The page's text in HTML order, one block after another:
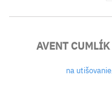
AVENT
na